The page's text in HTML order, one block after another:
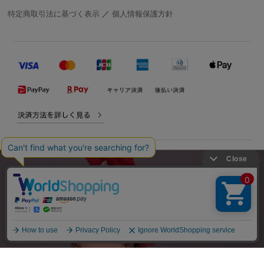
特定商取引法に基づく表示 ／個人情報保護方針